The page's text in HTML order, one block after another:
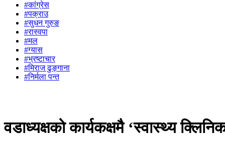
#कांग्रेस
#पक्राउ
#सुधन गुरुङ
#रास्वपा
#मल
#ग्यास
#भ्रष्टाचार
#मिराज ढुङ्गाना
#निर्मला पन्त
वडाध्यक्षको कार्यकक्षमै ‘स्वास्थ्य